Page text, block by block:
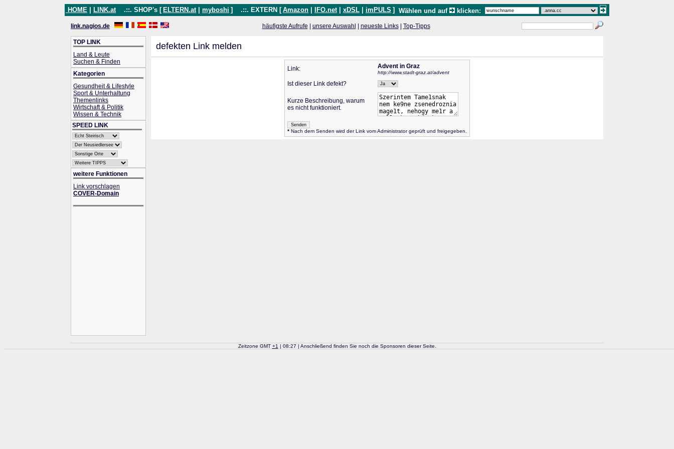
HOME LINK.at .::. SHOP's [ ELTERN.at myboshi ] .::. EXTERN [ Amazon IFO.net xDSL imPULS ] Wählen und auf klicken:
link.nagios.de häufigste Aufrufe unsere Auswahl neueste Links| Top-Tipps
TOP LINK
Land & Leute
Suchen & Finden
Kategorien
Gesundheit & Lifestyle
Sport & Unterhaltung
Themenlinks
Wirtschaft & Politik
Wissen & Technik
SPEED LINK
weitere Funktionen
Link vorschlagen
COVER-Domain
defekten Link melden
Link: Advent in Graz
http://www.stadt-graz.at/advent
Ist dieser Link defekt?
Kurze Beschreibung, warum
es nicht funktioniert.
* Nach dem Senden wird der Link vom Administrator geprüft und freigegeben.
Zeitzone GMT +1 | 08:27 | Anschließend finden Sie noch die Sponsoren dieser Seite.